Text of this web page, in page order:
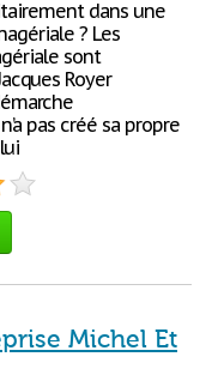
dans une
? Les
sont
Royer
pas créé sa propre
Michel Et